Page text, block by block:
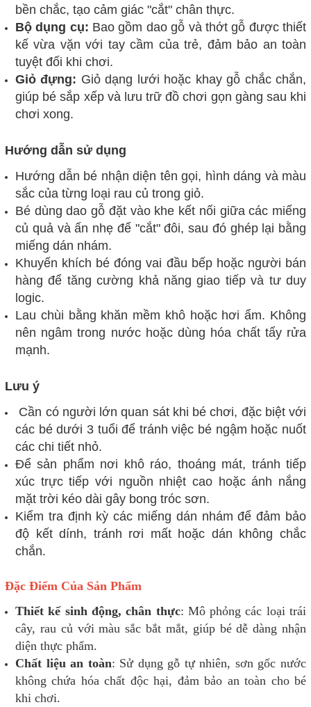
bền chắc, tạo cảm giác "cắt" chân thực.
Bộ dụng cụ: Bao gồm dao gỗ và thớt gỗ được thiết
kế vừa vặn với tay cầm của trẻ, đảm bảo an toàn
tuyệt đối khi chơi.
Giỏ đựng: Giỏ dạng lưới hoặc khay gỗ chắc chắn,
giúp bé sắp xếp và lưu trữ đồ chơi gọn gàng sau khi
chơi xong.
Hướng dẫn sử dụng
Hướng dẫn bé nhận diện tên gọi, hình dáng và màu
sắc của từng loại rau củ trong giỏ.
Bé dùng dao gỗ đặt vào khe kết nối giữa các miếng
củ quả và ấn nhẹ để "cắt" đôi, sau đó ghép lại bằng
miếng dán nhám.
Khuyến khích bé đóng vai đầu bếp hoặc người bán
hàng để tăng cường khả năng giao tiếp và tư duy
logic.
Lau chùi bằng khăn mềm khô hoặc hơi ẩm. Không
nên ngâm trong nước hoặc dùng hóa chất tẩy rửa
mạnh.
Lưu ý
Cần có người lớn quan sát khi bé chơi, đặc biệt với
các bé dưới 3 tuổi để tránh việc bé ngậm hoặc nuốt
các chi tiết nhỏ.
Để sản phẩm nơi khô ráo, thoáng mát, tránh tiếp
xúc trực tiếp với nguồn nhiệt cao hoặc ánh nắng
mặt trời kéo dài gây bong tróc sơn.
Kiểm tra định kỳ các miếng dán nhám để đảm bảo
độ kết dính, tránh rơi mất hoặc dán không chắc
chắn.
Đặc Điểm Của Sản Phẩm
Thiết kế sinh động, chân thực: Mô phỏng các loại trái
cây, rau củ với màu sắc bắt mắt, giúp bé dễ dàng nhận
diện thực phẩm.
Chất liệu an toàn: Sử dụng gỗ tự nhiên, sơn gốc nước
không chứa hóa chất độc hại, đảm bảo an toàn cho bé
khi chơi.